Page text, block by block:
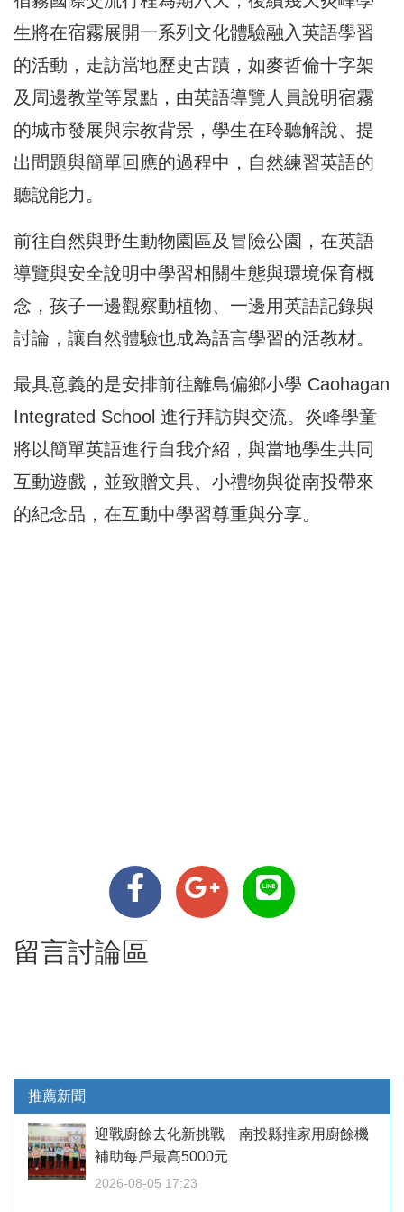
生將在宿霧展開一系列文化體驗融入英語學習
的活動，走訪當地歷史古蹟，如麥哲倫十字架
及周邊教堂等景點，由英語導覽人員說明宿霧
的城市發展與宗教背景，學生在聆聽解說、提
出問題與簡單回應的過程中，自然練習英語的
聽說能力。
前往自然與野生動物園區及冒險公園，在英語
導覽與安全說明中學習相關生態與環境保育概
念，孩子一邊觀察動植物、一邊用英語記錄與
討論，讓自然體驗也成為語言學習的活教材。
最具意義的是安排前往離島偏鄉小學 Caohagan
Integrated School 進行拜訪與交流。炎峰學童
將以簡單英語進行自我介紹，與當地學生共同
互動遊戲，並致贈文具、小禮物與從南投帶來
的紀念品，在互動中學習尊重與分享。
留言討論區
推薦新聞
迎戰廚餘去化新挑戰 南投縣推家用廚餘機
補助每戶最高5000元
2026-08-05 17:23